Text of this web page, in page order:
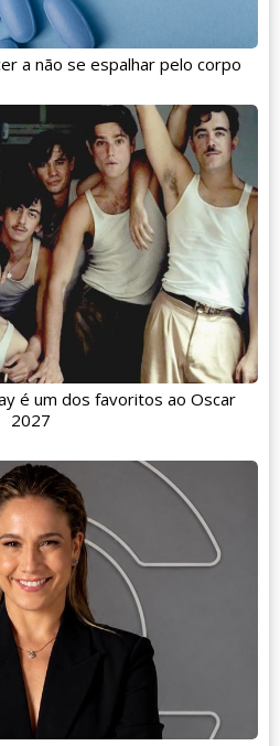
a não se espalhar pelo corpo
é um dos favoritos ao Oscar
2027